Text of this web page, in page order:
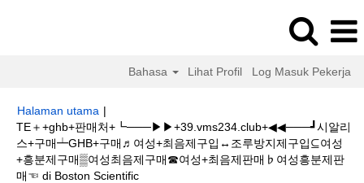
Bahasa Lihat Profil Log Masuk Pekerja
Halaman utama |
TE＋+ghb+판매처+┗───▶▶+39.vms234.club+◀◀───┛시알리
스+구매┷GHB+구매♬여성+최음제구입↔조루방지제구입⊆여성
+흥분제구매▒여성최음제구매☎여성+최음제판매♭여성흥분제판
매☜ di Boston Scientific(halaman